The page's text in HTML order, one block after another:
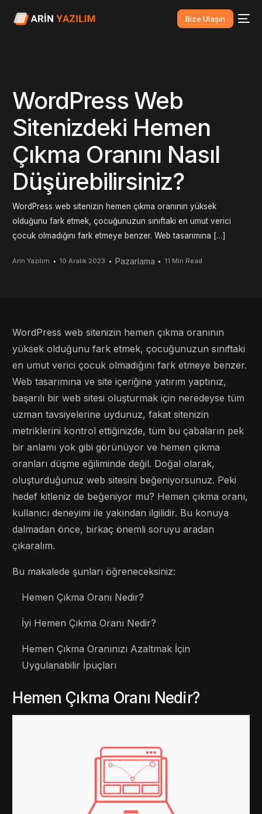
Bize Ulaşın
WordPress Web
Sitenizdeki Hemen
Çıkma Oranını Nasıl
Düşürebilirsiniz?
WordPress web sitenizin hemen çıkma oranının yüksek
olduğunu fark etmek, çocuğunuzun sınıftaki en umut verici
çocuk olmadığını fark etmeye benzer. Web tasarımına […]
Arin Yazılım 10 Aralık 2023 Pazarlama 11 Min Read
WordPress web sitenizin hemen çıkma oranının
yüksek olduğunu fark etmek, çocuğunuzun sınıftaki
en umut verici çocuk olmadığını fark etmeye benzer.
Web tasarımına ve site içeriğine yatırım yaptınız,
başarılı bir web sitesi oluşturmak için neredeyse tüm
uzman tavsiyelerine uydunuz, fakat sitenizin
metriklerini kontrol ettiğinizde, tüm bu çabaların pek
bir anlamı yok gibi görünüyor ve hemen çıkma
oranları düşme eğiliminde değil. Doğal olarak,
oluşturduğunuz web sitesini beğeniyorsunuz. Peki
hedef kitleniz de beğeniyor mu? Hemen çıkma oranı,
kullanıcı deneyimi ile yakından ilgilidir. Bu konuya
dalmadan önce, birkaç önemli soruyu aradan
çıkaralım.
Bu makalede şunları öğreneceksiniz:
Hemen Çıkma Oranı Nedir?
İyi Hemen Çıkma Oranı Nedir?
Hemen Çıkma Oranınızı Azaltmak İçin
Uygulanabilir İpuçları
Hemen Çıkma Oranı Nedir?